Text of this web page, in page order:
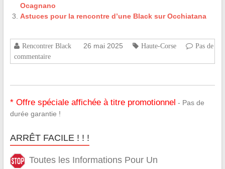
Ocagnano
Astuces pour la rencontre d’une Black sur Occhiatana
Rencontrer Black 26 mai 2025 Haute-Corse
Pas de
commentaire
* Offre spéciale affichée à titre promotionnel - Pas de
durée garantie !
ARRÊT FACILE ! ! !
Toutes les Informations Pour Un